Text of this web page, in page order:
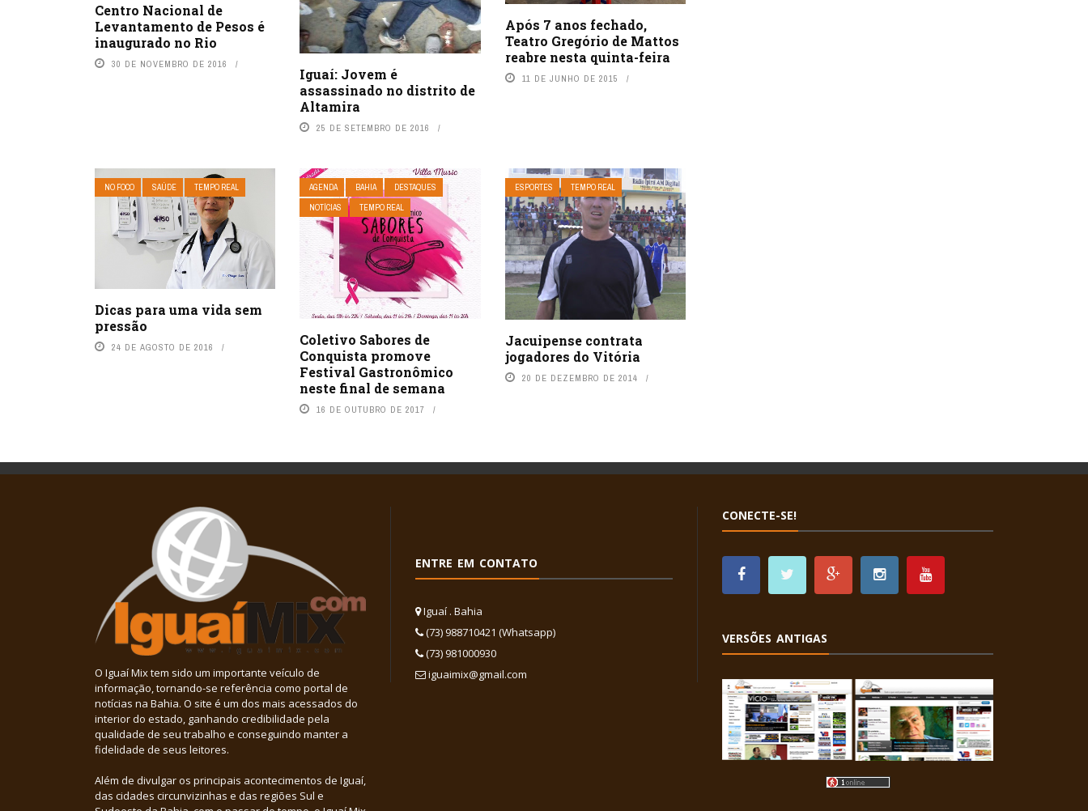
Centro Nacional de
Levantamento de Pesos é
inaugurado no Rio
30 DE NOVEMBRO DE 2016
Iguaí: Jovem é
assassinado no distrito de
Altamira
25 DE SETEMBRO DE 2016
Após 7 anos fechado,
Teatro Gregório de Mattos
reabre nesta quinta-feira
11 DE JUNHO DE 2015
NO FOCO SAÚDE TEMPO REAL
Dicas para uma vida sem
pressão
24 DE AGOSTO DE 2016
AGENDA BAHIA
DESTAQUES
NOTÍCIAS
TEMPO REAL
Coletivo Sabores de
Conquista promove
Festival Gastronômico
neste final de semana
16 DE OUTUBRO DE 2017
ESPORTES TEMPO REAL
Jacuipense contrata
jogadores do Vitória
20 DE DEZEMBRO DE 2014
O Iguaí Mix tem sido um importante veículo de
informação, tornando-se referência como portal de
notícias na Bahia. O site é um dos mais acessados do
interior do estado, ganhando credibilidade pela
qualidade de seu trabalho e conseguindo manter a
fidelidade de seus leitores.
Além de divulgar os principais acontecimentos de Iguaí,
das cidades circunvizinhas e das regiões Sul e
ENTRE EM CONTATO
Iguaí . Bahia
(73) 988710421 (Whatsapp)
(73) 981000930
iguaimix@gmail.com
CONECTE-SE!
VERSÕES ANTIGAS